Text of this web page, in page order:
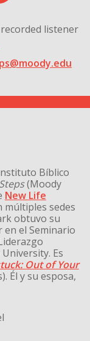
listener
Bíblico
(Moody
New Life
múltiples sedes
obtuvo su
en el Seminario
Es
Out of Your
Él y su esposa,